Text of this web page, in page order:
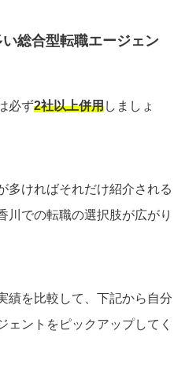
総合型転職エージェン
必ず2社以上併用しましょ
多ければそれだけ紹介される
川での転職の選択肢が広がり
績を比較して、下記から自分
ェントをピックアップしてく